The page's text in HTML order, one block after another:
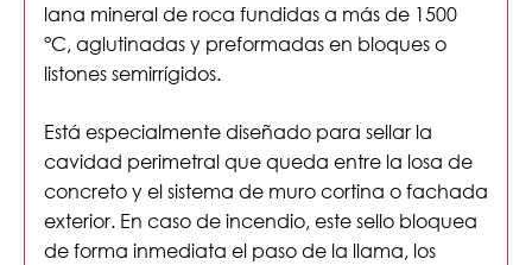
lana mineral de roca fundidas a más de 1500
°C, aglutinadas y preformadas en bloques o
listones semirrígidos.
Está especialmente diseñado para sellar la
cavidad perimetral que queda entre la losa de
concreto y el sistema de muro cortina o fachada
exterior. En caso de incendio, este sello bloquea
de forma inmediata el paso de la llama, los